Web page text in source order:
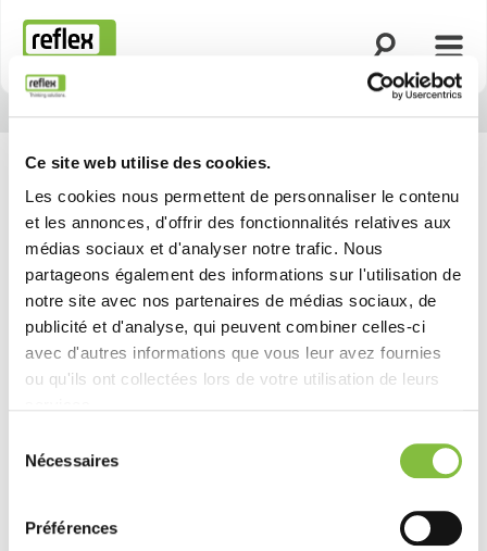
Ce site web utilise des cookies.
Les cookies nous permettent de personnaliser le contenu
et les annonces, d'offrir des fonctionnalités relatives aux
médias sociaux et d'analyser notre trafic. Nous
partageons également des informations sur l'utilisation de
notre site avec nos partenaires de médias sociaux, de
publicité et d'analyse, qui peuvent combiner celles-ci
avec d'autres informations que vous leur avez fournies
ou qu'ils ont collectées lors de votre utilisation de leurs
Nécessaires
Préférences
Page d’accueil
Ouvrir la